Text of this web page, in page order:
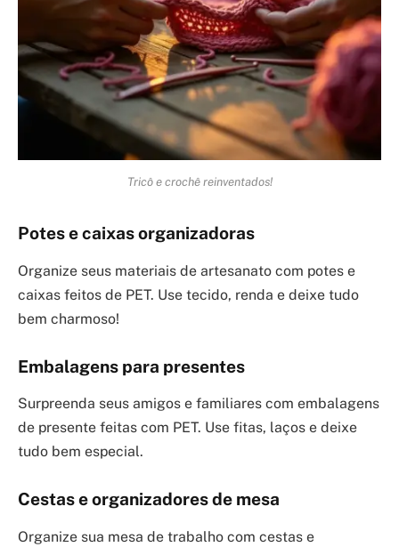
Tricô e crochê reinventados!
Potes e caixas organizadoras
Organize seus materiais de artesanato com potes e
caixas feitos de PET. Use tecido, renda e deixe tudo
bem charmoso!
Embalagens para presentes
Surpreenda seus amigos e familiares com embalagens
de presente feitas com PET. Use fitas, laços e deixe
tudo bem especial.
Cestas e organizadores de mesa
Organize sua mesa de trabalho com cestas e